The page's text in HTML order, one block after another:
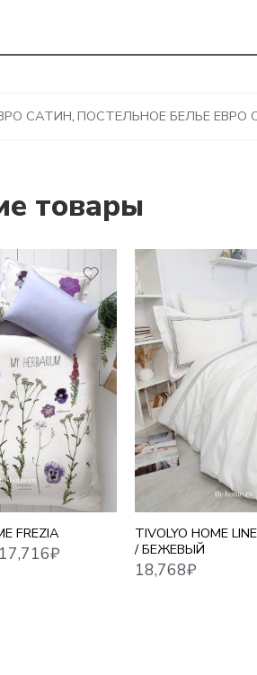
САТИН, ПОСТЕЛЬНОЕ БЕЛЬЕ ЕВРО
товары
FREZIA
TIVOLYO HOME
/ БЕЖЕВЫЙ
18,768